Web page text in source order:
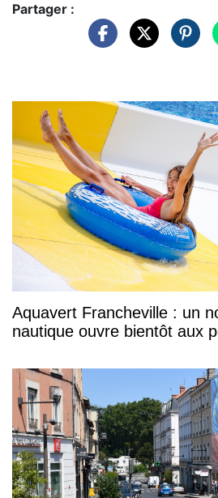
Partager :
Aquavert Francheville : un
nautique ouvre bientôt aux